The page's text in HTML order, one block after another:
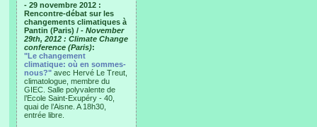
- 29 novembre 2012 :
Rencontre-débat sur les
changements climatiques à
Pantin (Paris) / - November
29th, 2012 : Climate Change
conference (Paris):
"Le changement
climatique: où en sommes-
nous?" avec Hervé Le Treut,
climatologue, membre du
GIEC. Salle polyvalente de
l’Ecole Saint-Exupéry - 40,
quai de l’Aisne. A 18h30,
entrée libre.